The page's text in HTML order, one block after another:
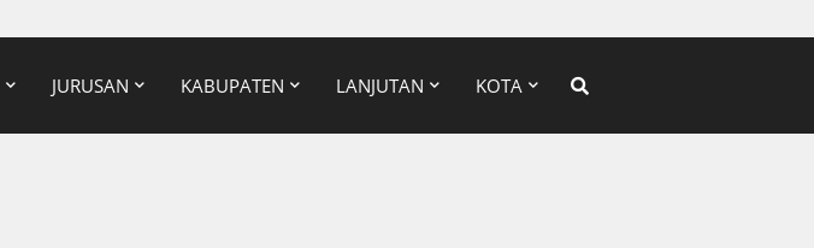
JURUSAN KABUPATEN LANJUTAN KOTA